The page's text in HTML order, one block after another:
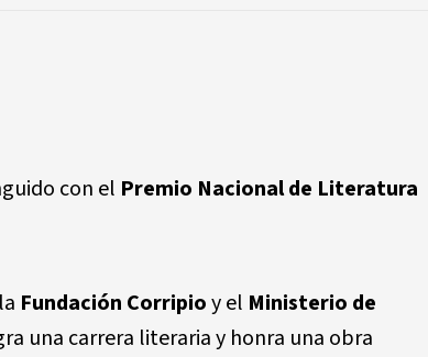
con el Premio Nacional de Literatura
Fundación Corripioy el Ministerio de
una carrera literaria y honra una obra